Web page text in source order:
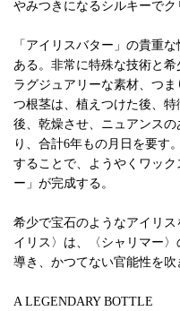
やみつきになるシルキーでク
「アイリスバター」の貴重
ある。非常に特殊な技術と
ラグジュアリーな素材、つ
つ根茎は、植えつけた後、
後、乾燥させ、ニュアンス
り、合計6年もの月日を要す
することで、ようやくワッ
ー」が完成する。
希少で宝石のようなアイリ
イリス〉は、〈シャリマー
導き、かつてない官能性を吹
A LEGENDARY BOTTLE